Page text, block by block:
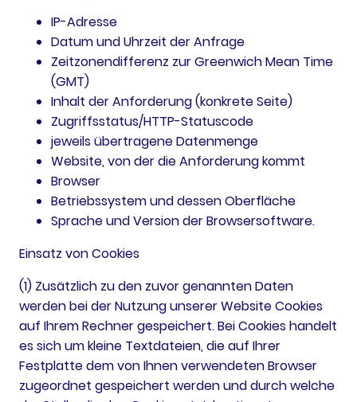
IP-Adresse
Datum und Uhrzeit der Anfrage
Zeitzonendifferenz zur Greenwich Mean Time
(GMT)
Inhalt der Anforderung (konkrete Seite)
Zugriffsstatus/HTTP-Statuscode
jeweils übertragene Datenmenge
Website, von der die Anforderung kommt
Browser
Betriebssystem und dessen Oberfläche
Sprache und Version der Browsersoftware.
Einsatz von Cookies
(1) Zusätzlich zu den zuvor genannten Daten
werden bei der Nutzung unserer Website Cookies
auf Ihrem Rechner gespeichert. Bei Cookies handelt
es sich um kleine Textdateien, die auf Ihrer
Festplatte dem von Ihnen verwendeten Browser
zugeordnet gespeichert werden und durch welche